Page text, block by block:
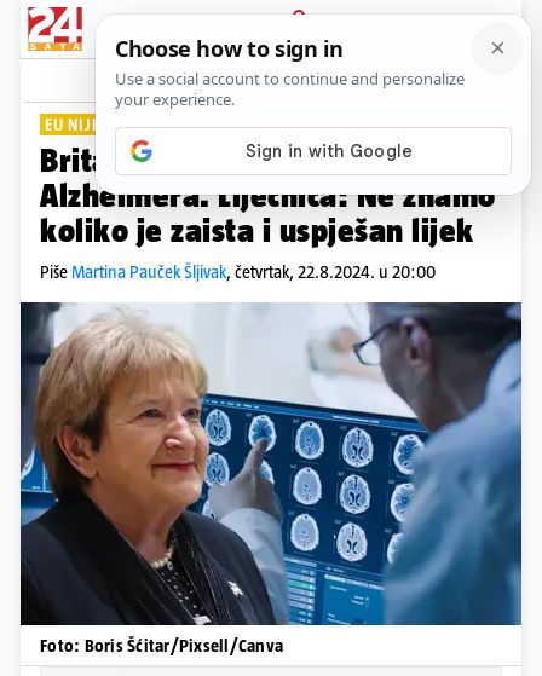
PRIJAVA
Lifestyle Komentari
EU NIJE DALA ZELENO SVJETLO PLUS+
Britanci odobrili prvi lijek za
Alzheimera. Liječnica: Ne znamo
koliko je zaista i uspješan lijek
PišeMartina Pauček Šljivak, četvrtak, 22.8.2024. u 20:00
Foto: Boris Šćitar/Pixsell/Canva